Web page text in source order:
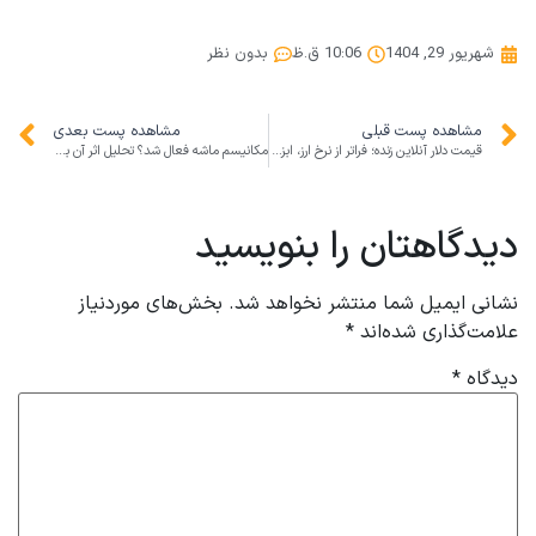
شهریور 29, 1404 10:06 ق.ظ بدون نظر
مشاهده پست قبلی
قیمت دلار آنلاین زنده؛ فراتر از نرخ ارز، ابزاری برای مدیریت مالی و استراتژی کسب‌وکار
مشاهده پست بعدی
مکانیسم ماشه فعال شد؟ تحلیل اثر آن بر کسب‌وکار و مدیریت ریسک در ایران
دیدگاهتان را بنویسید
نشانی ایمیل شما منتشر نخواهد شد. بخش‌های موردنیاز
علامت‌گذاری شده‌اند *
دیدگاه *